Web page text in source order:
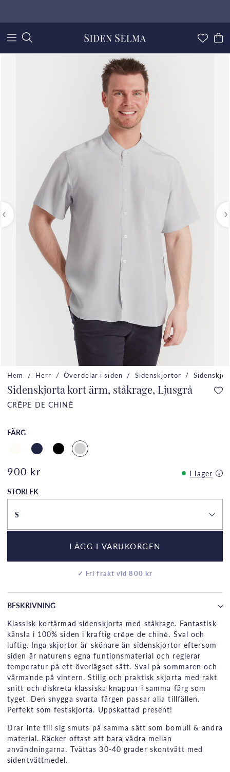
Hem Herr Överdelar i siden Sidenskjortor
Sidenskjorta kort ärm, ståkrage, Ljusgrå
CRÊPE DE CHINÈ
FÄRG
900 kr
I lager
STORLEK
S
LÄGG I VARUKORGEN
✓ Fri frakt vid 800 kr
BESKRIVNING
Klassisk kortärmad sidenskjorta med ståkrage. Fantastisk
känsla i 100% siden i kraftig crêpe de chinè. Sval och
luftig. Inga skjortor är skönare än sidenskjortor eftersom
siden är naturens egna funtionsmaterial och reglerar
temperatur på ett överlägset sätt. Sval på sommaren och
värmande på vintern. Stilig och praktisk skjorta med rakt
snitt och diskreta klassiska knappar i samma färg som
tyget. Den snygga svarta färgen passar alla tillfällen.
Perfekt som festskjorta. Uppskattad present!
Drar inte till sig smuts på samma sätt som bomull & andra
material. Räcker oftast att bara vädra mellan
användningarna. Tvättas 30-40 grader skontvätt med
sidentvättmedel.